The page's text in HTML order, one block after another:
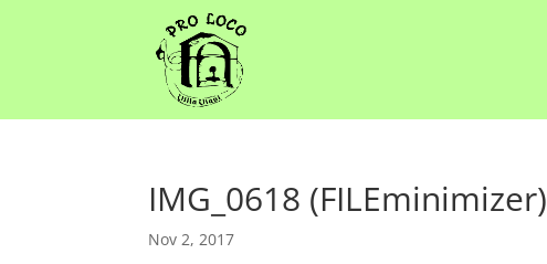
IMG_0618 (FILEminimizer)
Nov 2, 2017